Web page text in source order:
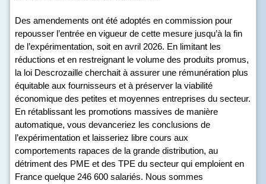
Des amendements ont été adoptés en commission pour
repousser l’entrée en vigueur de cette mesure jusqu’à la fin
de l’expérimentation, soit en avril 2026. En limitant les
réductions et en restreignant le volume des produits promus,
la loi Descrozaille cherchait à assurer une rémunération plus
équitable aux fournisseurs et à préserver la viabilité
économique des petites et moyennes entreprises du secteur.
En rétablissant les promotions massives de manière
automatique, vous devanceriez les conclusions de
l’expérimentation et laisseriez libre cours aux
comportements rapaces de la grande distribution, au
détriment des PME et des TPE du secteur qui emploient en
France quelque 246 600 salariés. Nous sommes